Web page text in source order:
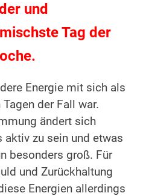
und
Tag der
Energie mit sich als
der Fall war.
ändert sich
aktiv zu sein und etwas
besonders groß. Für
und Zurückhaltung
Energien allerdings